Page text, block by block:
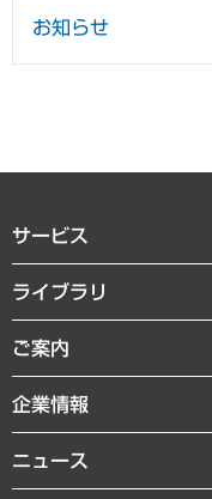
お知らせ
サービス
経営戦略
組織・人事戦略
デジタルイノベーション
共生・ダイバーシティ
GRC（ガバナンス・リスク・
ライブラリ
経済調査
レポート
コラム
ご案内
セミナー・イベント情報
MUFGビジネスセミナー
受託案件情報
企業情報
私たちの想い
社長メッセージ
ニュース